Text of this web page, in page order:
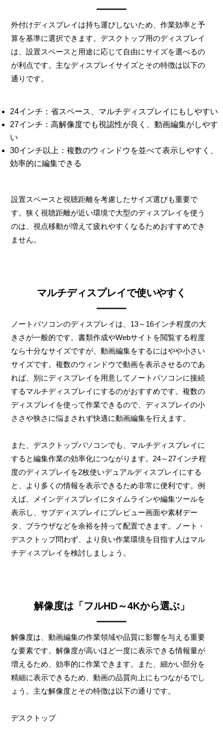
外付けディスプレイは持ち運びしないため、作業効率と予
算を基準に選択できます。デスクトップ用のディスプレイ
は、設置スペースと用途に応じて自由にサイズを選べるの
が利点です。主なディスプレイサイズとその特徴は以下の
通りです。
24インチ：省スペース、マルチディスプレイにもしやすい
27インチ：高解像度でも視認性が良く、動画編集がしやす
い
30インチ以上：複数のウィンドウを並べて表示しやすく、
効率的に編集できる
設置スペースと視聴距離を考慮したサイズ選びも重要で
す。狭く視聴距離が近い環境で大型のディスプレイを使う
のは、視点移動が増えて疲れやすくなるためおすすめでき
ません。
マルチディスプレイで使いやすく
ノートパソコンのディスプレイは、13～16インチ程度の大
きさが一般的です。書類作成やWebサイトを閲覧する程度
なら十分なサイズですが、動画編集をするにはやや小さい
サイズです。複数のウィンドウで動画を表示させるのであ
れば、別にディスプレイを用意してノートパソコンに接続
するマルチディスプレイにするのがおすすめです。複数の
ディスプレイを使って作業できるので、ディスプレイの小
ささや狭さに悩まされず快適に動画編集を行えます。
また、デスクトップパソコンでも、マルチディスプレイに
すると編集作業の効率化につながります。24～27インチ程
度のディスプレイを2枚使いデュアルディスプレイにする
と、より多くの情報を表示できるため非常に便利です。例
えば、メインディスプレイにタイムラインや編集ツールを
表示し、サブディスプレイにプレビュー画面や素材デー
タ、ブラウザなどを余裕を持って配置できます。ノート・
デスクトップ問わず、より良い作業環境を目指す人はマル
チディスプレイを検討しましょう。
解像度は「フルHD～4Kから選ぶ」
解像度は、動画編集の作業領域や品質に影響を与える重要
な要素です。解像度が高いほど一度に表示できる情報量が
増えるため、効率的に作業できます。また、細かい部分を
精細に表示できるため、動画の品質向上にもつながるでし
ょう。主な解像度とその特徴は以下の通りです。
デスクトップ